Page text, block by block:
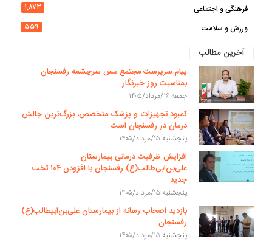
فرهنگی و اجتماعی
۱,۸۷۳
ورزش و سلامت
۵۵۹
آخرین مطالب
پیام سرپرست مجتمع مس سرچشمه رفسنجان
بمناسبت روز خبرنگار
جمعه ۱۶/مرداد/۱۴۰۵
کمبود تجهیزات و پزشک متخصص، بزرگ‌ترین چالش
درمان در رفسنجان است
پنجشنبه ۱۵/مرداد/۱۴۰۵
افزایش ظرفیت درمانی بیمارستان
علی‌بن‌ابی‌طالب(ع) رفسنجان با افزودن ۱۰۴ تخت
جدید
پنجشنبه ۱۵/مرداد/۱۴۰۵
بازدید اصحاب رسانه از بیمارستان علی‌بن‌ابیطالب(ع)
رفسنجان
پنجشنبه ۱۵/مرداد/۱۴۰۵